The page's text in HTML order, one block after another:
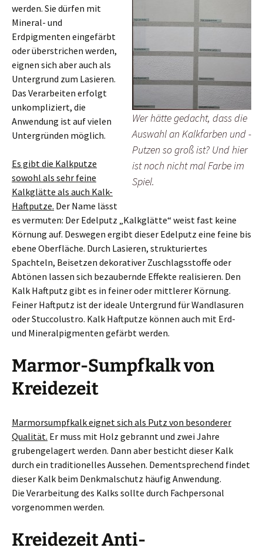
Wer hätte gedacht, dass die
Auswahl an Kalkfarben und -
Putzen so groß ist? Und hier
ist noch nicht mal Farbe im
Spiel.
werden. Sie dürfen mit
Mineral- und
Erdpigmenten eingefärbt
oder überstrichen werden,
eignen sich aber auch als
Untergrund zum Lasieren.
Das Verarbeiten erfolgt
unkompliziert, die
Anwendung ist auf vielen
Untergründen möglich.
Es gibt die Kalkputze
sowohl als sehr feine
Kalkglätte als auch Kalk-
Haftputze. Der Name lässt
es vermuten: Der Edelputz „Kalkglätte“ weist fast keine
Körnung auf. Deswegen ergibt dieser Edelputz eine feine bis
ebene Oberfläche. Durch Lasieren, strukturiertes
Spachteln, Beisetzen dekorativer Zuschlagsstoffe oder
Abtönen lassen sich bezaubernde Effekte realisieren. Den
Kalk Haftputz gibt es in feiner oder mittlerer Körnung.
Feiner Haftputz ist der ideale Untergrund für Wandlasuren
oder Stuccolustro. Kalk Haftputze können auch mit Erd-
und Mineralpigmenten gefärbt werden.
Marmor-Sumpfkalk von
Kreidezeit
Marmorsumpfkalk eignet sich als Putz von besonderer
Qualität. Er muss mit Holz gebrannt und zwei Jahre
grubengelagert werden. Dann aber besticht dieser Kalk
durch ein traditionelles Aussehen. Dementsprechend findet
dieser Kalk beim Denkmalschutz häufig Anwendung.
Die Verarbeitung des Kalks sollte durch Fachpersonal
vorgenommen werden.
Kreidezeit Anti-